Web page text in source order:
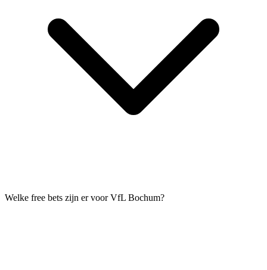
Welke free bets zijn er voor VfL Bochum?